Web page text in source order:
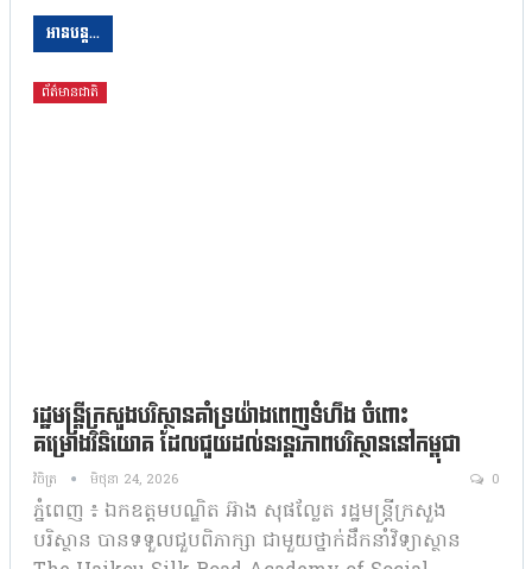
អានបន្ត...
ព័ត៌មានជាតិ
រដ្ឋមន្រ្តីក្រសួងបរិស្ថានគាំទ្រយ៉ាងពេញទំហឹង ចំពោះ
គម្រោងវិនិយោគ ដែលជួយដល់នរន្តរភាពបរិស្ថាននៅកម្ពុជា
វិចិត្រ មិថុនា 24, 2026 0
ភ្នំពេញ ៖ ឯកឧត្តមបណ្ឌិត អ៊ាង សុផល្លែត រដ្ឋមន្រ្តីក្រសួង
បរិស្ថាន បានទទួលជួបពិភាក្សា ជាមួយថ្នាក់ដឹកនាំវិទ្យាស្ថាន